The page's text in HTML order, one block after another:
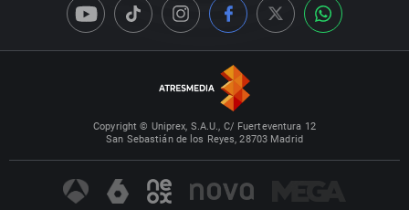
Copyright © Uniprex, S.A.U., C/ Fuerteventura 12
San Sebastián de los Reyes, 28703 Madrid